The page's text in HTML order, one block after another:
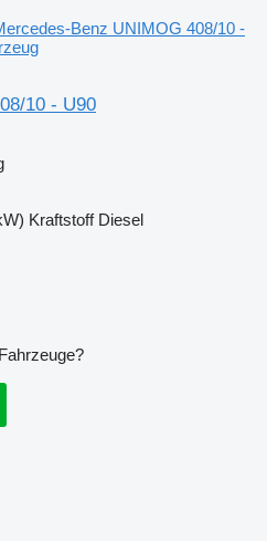
Benz UNIMOG 408/10 -
10 - U90
Kraftstoff Diesel